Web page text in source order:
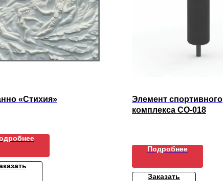
«Стихия»
Элемент спортивного
комплекса СО-018
Подробнее
Заказать